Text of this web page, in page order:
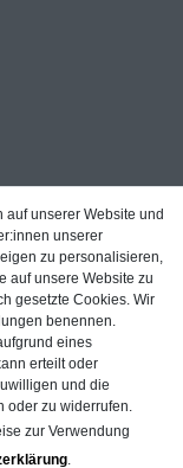
AGB
unserer Website und
unserer
zu personalisieren,
auf unsere Website zu
gesetzte Cookies. Wir
benennen.
eines
erteilt oder
und die
oder zu widerrufen.
zur Verwendung
.